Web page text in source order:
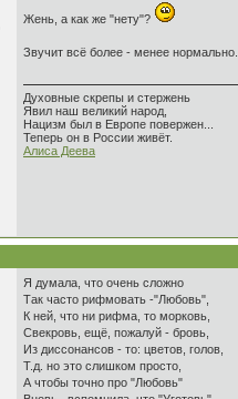
Жень, а как же "нету"?
Звучит всё более - менее
Духовные скрепы и стержень
Явил наш великий народ,
Нацизм был в Европе повержен...
Теперь он в России живёт.
Алиса Деева
Я думала, что очень сложно
Так часто рифмовать -"Любовь",
К ней, что ни рифма, то морковь,
Свекровь, ещё, пожалуй - бровь,
Из диссонансов - то: цветов, голов,
Т.д. но это слишком просто,
А чтобы точно про "Любовь"